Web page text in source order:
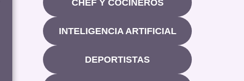
CHEF Y COCINEROS
INTELIGENCIA ARTIFICIAL
DEPORTISTAS